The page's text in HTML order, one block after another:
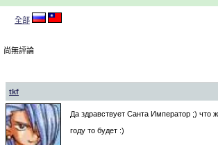
全部
尚無評論
tkf
Да здравствует Санта Император ;) что
году то будет :)